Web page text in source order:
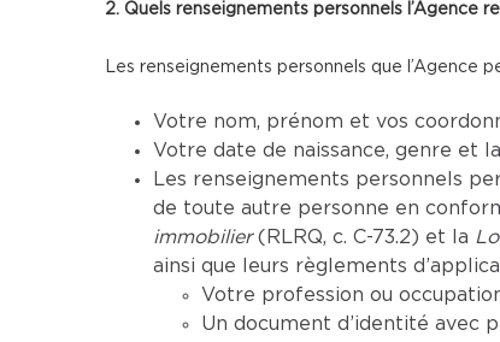
2. Quels renseignements personnels l’Agence
Les renseignements personnels que l’Agence
Votre nom, prénom et vos
Votre date de naissance, genre et
Les renseignements personnels
de toute autre personne en
immobilier(RLRQ, c. C-73.2) et la
ainsi que leurs règlements
Votre profession ou
Un document d’identité avec